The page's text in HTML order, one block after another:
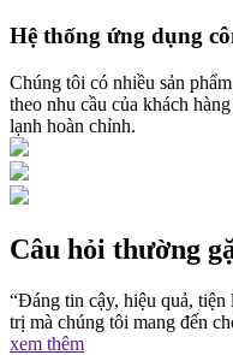
Hệ thống ứng dụng
Chúng tôi có nhiều sản
theo nhu cầu của khách
lạnh hoàn chỉnh.
Câu hỏi thường
“Đáng tin cậy, hiệu quả,
trị mà chúng tôi mang đến
xem thêm